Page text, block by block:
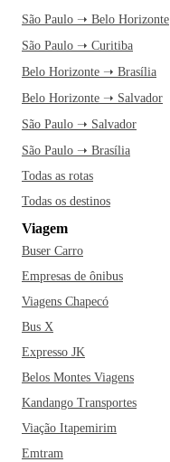
São Paulo ➝ Belo Horizonte
São Paulo ➝ Curitiba
Belo Horizonte ➝ Brasília
Belo Horizonte ➝ Salvador
São Paulo ➝ Salvador
São Paulo ➝ Brasília
Todas as rotas
Todas os destinos
Viagem
Buser Carro
Empresas de ônibus
Viagens Chapecó
Bus X
Expresso JK
Belos Montes Viagens
Kandango Transportes
Viação Itapemirim
Emtram